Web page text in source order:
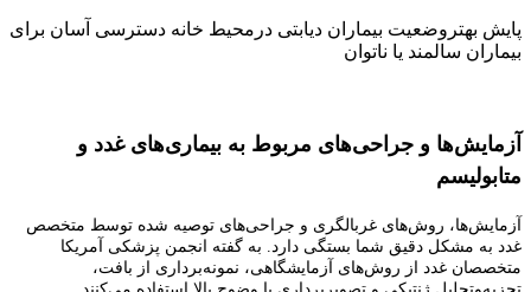
پایش بهتروضعیت بیماران دیابتی درمحیط خانه دسترسی آسان برای
بیماران سالمند یا ناتوان
آزمایش‌ها و جراحی‌های مربوط به بیماری‌های غدد و
متابولیسم
آزمایش‌ها، روش‌های غربالگری و جراحی‌های توصیه شده توسط متخصص
غدد به مشکل دقیق شما بستگی دارد. به گفته انجمن پزشکی آمریکا
متخصصان غدد از روش‌های آزمایشگاهی، نمونه‌برداری از بافت،